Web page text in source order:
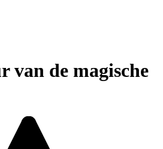
van de magische